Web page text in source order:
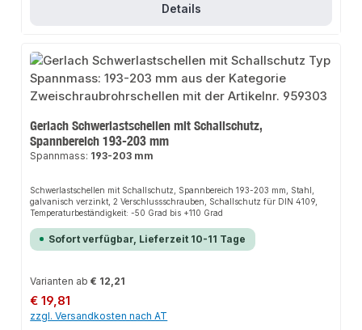
Details
Gerlach Schwerlastschellen mit Schallschutz,
Spannbereich 193-203 mm
Spannmass: 193-203 mm
Schwerlastschellen mit Schallschutz, Spannbereich 193-203 mm, Stahl,
galvanisch verzinkt, 2 Verschlussschrauben, Schallschutz für DIN 4109,
Temperaturbeständigkeit: -50 Grad bis +110 Grad
Sofort verfügbar, Lieferzeit 10-11 Tage
Varianten ab € 12,21
Regulärer Preis:
€ 19,81
zzgl. Versandkosten nach AT